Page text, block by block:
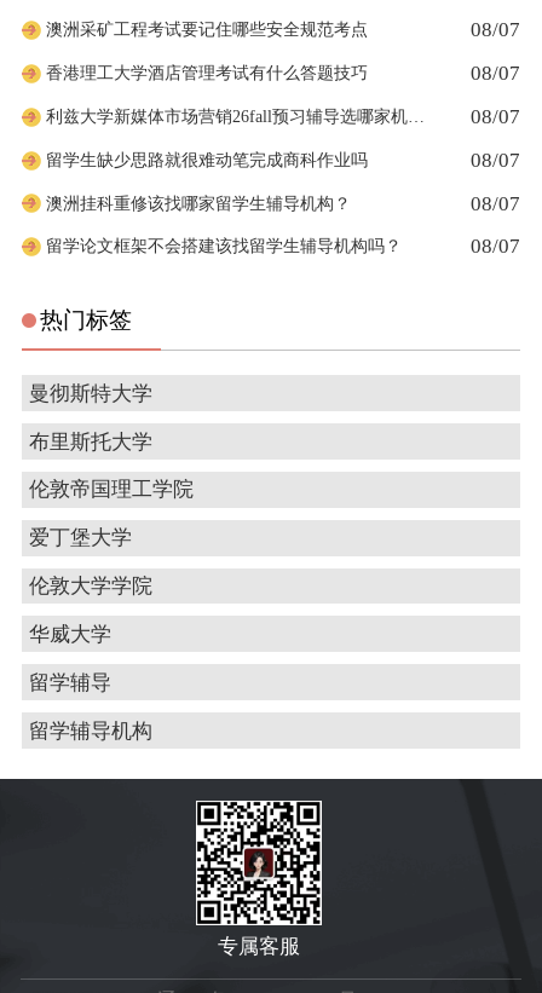
澳洲采矿工程考试要记住哪些安全规范考点 08/07
香港理工大学酒店管理考试有什么答题技巧 08/07
利兹大学新媒体市场营销26fall预习辅导选哪家机构？ 08/07
留学生缺少思路就很难动笔完成商科作业吗 08/07
澳洲挂科重修该找哪家留学生辅导机构？ 08/07
留学论文框架不会搭建该找留学生辅导机构吗？ 08/07
热门标签
曼彻斯特大学
布里斯托大学
伦敦帝国理工学院
爱丁堡大学
伦敦大学学院
华威大学
留学辅导
留学辅导机构
专属客服